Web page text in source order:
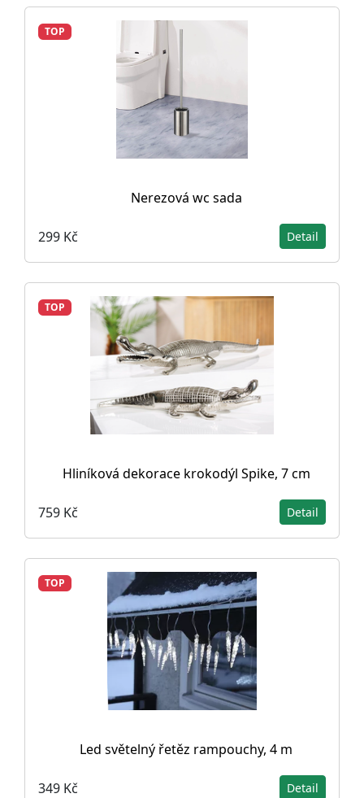
TOP
Nerezová wc sada
299 Kč Detail
TOP
Hliníková dekorace krokodýl Spike, 7 cm
759 Kč Detail
TOP
Led světelný řetěz rampouchy, 4 m
349 Kč Detail